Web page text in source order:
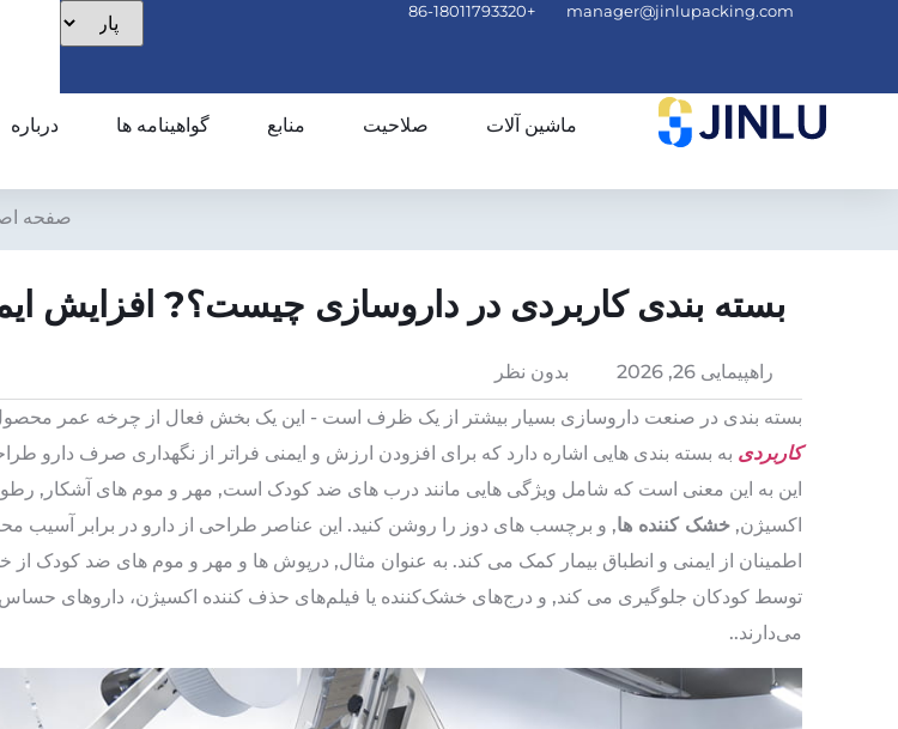
manager@jinlupacking.com
+86-18011793320
ماشین آلات صلاحیت منابع گواهینامه ها درباره
صفحه
بسته بندی کاربردی در داروسازی چیست؟? افزایش
راهپیمایی 26, 2026
بدون نظر
بسته بندی در صنعت داروسازی بسیار بیشتر از یک ظرف است - این یک بخش فعال از چرخه عمر
کاربردی به بسته بندی هایی اشاره دارد که برای افزودن ارزش و ایمنی فراتر از نگهداری صرف دارو
این به این معنی است که شامل ویژگی هایی مانند درب های ضد کودک است, مهر و موم های آشکار,
اکسیژن, خشک کننده ها, و برچسب های دوز را روشن کنید. این عناصر طراحی از دارو در برابر آسیب
اطمینان از ایمنی و انطباق بیمار کمک می کند. به عنوان مثال, درپوش ها و مهر و موم های ضد کودک از
توسط کودکان جلوگیری می کند, و درج‌های خشک‌کننده یا فیلم‌های حذف کننده اکسیژن، داروهای حساس
می‌دارند..